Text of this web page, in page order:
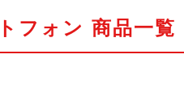
フォン 商品一覧